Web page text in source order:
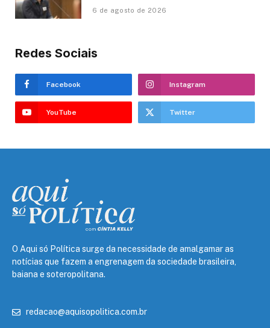
6 de agosto de 2026
Redes Sociais
Facebook Instagram
YouTube Twitter
O Aqui só Política surge da necessidade de amalgamar as
notícias que fazem a engrenagem da sociedade brasileira,
baiana e soteropolitana.
redacao@aquisopolitica.com.br